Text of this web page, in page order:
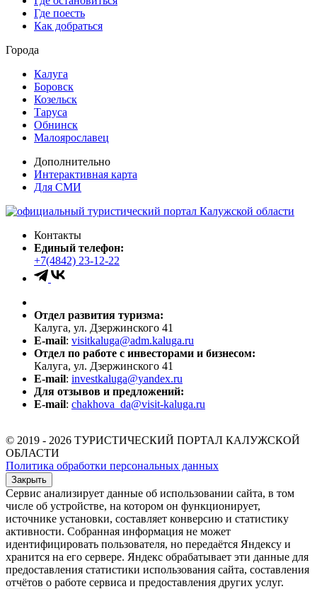
Где поесть
Как добраться
Города
Калуга
Боровск
Козельск
Таруса
Обнинск
Малоярославец
Дополнительно
Интерактивная карта
Для СМИ
Контакты
Единый телефон:
+7(4842) 23-12-22
Отдел развития туризма:
Калуга, ул. Дзержинского 41
E-mail: visitkaluga@adm.kaluga.ru
Отдел по работе с инвесторами и бизнесом:
Калуга, ул. Дзержинского 41
E-mail: investkaluga@yandex.ru
Для отзывов и предложений:
E-mail: chakhova_da@visit-kaluga.ru
© 2019 - 2026 ТУРИСТИЧЕСКИЙ ПОРТАЛ КАЛУЖСКОЙ
ОБЛАСТИ
Политика обработки персональных данных
Закрыть
Сервис анализирует данные об использовании сайта, в том
числе об устройстве, на котором он функционирует,
источнике установки, составляет конверсию и статистику
активности. Собранная информация не может
идентифицировать пользователя, но передаётся Яндексу и
хранится на его сервере. Яндекс обрабатывает эти данные для
предоставления статистики использования сайта, составления
отчётов о работе сервиса и предоставления других услуг.